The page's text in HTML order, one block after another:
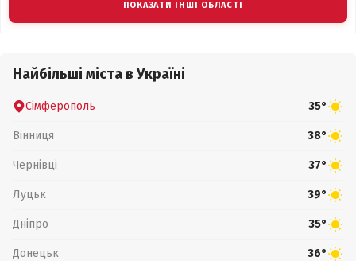
ПОКАЗАТИ ІНШІ ОБЛАСТІ
Найбільші міста в Україні
Сімферополь 35°
Вінниця 38°
Чернівці 37°
Луцьк 39°
Дніпро 35°
Донецьк 36°